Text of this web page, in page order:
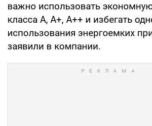
важно использовать
класса А, А+, А++ и избегать
использования энергоемких
заявили в компании.